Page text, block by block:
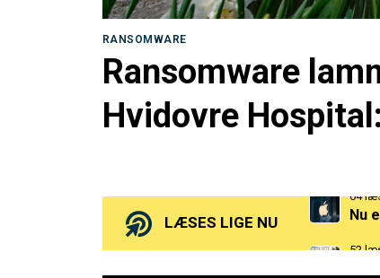
RANSOMWARE
Ransomware
Hvidovre Hospital:
LÆSES LIGE NU 52